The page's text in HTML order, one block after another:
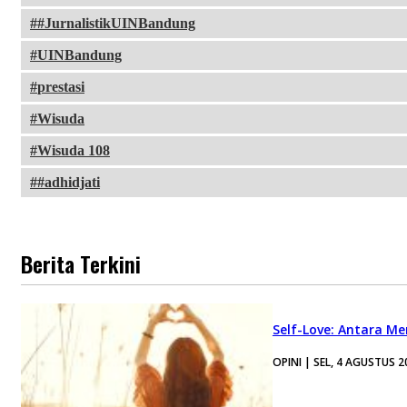
#JurnalistikUINBandung
UINBandung
prestasi
Wisuda
Wisuda 108
#adhidjati
Berita Terkini
Self-Love: Antara
OPINI | SEL, 4 AGUSTUS